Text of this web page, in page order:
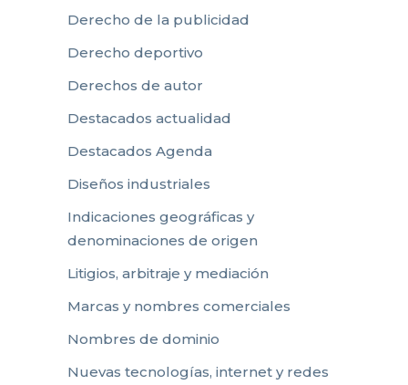
Derecho de la publicidad
Derecho deportivo
Derechos de autor
Destacados actualidad
Destacados Agenda
Diseños industriales
Indicaciones geográficas y
denominaciones de origen
Litigios, arbitraje y mediación
Marcas y nombres comerciales
Nombres de dominio
Nuevas tecnologías, internet y redes